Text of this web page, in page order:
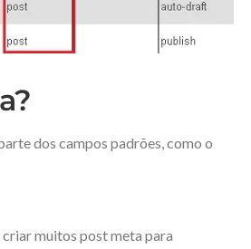
dos campos padrões, como o
muitos post meta para